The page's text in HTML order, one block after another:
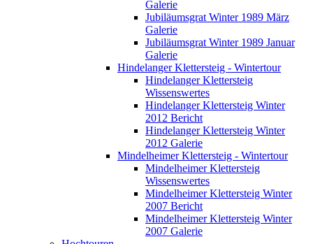
Galerie
Jubiläumsgrat Winter 1989 März
Galerie
Jubiläumsgrat Winter 1989 Januar
Galerie
Hindelanger Klettersteig - Wintertour
Hindelanger Klettersteig
Wissenswertes
Hindelanger Klettersteig Winter
2012 Bericht
Hindelanger Klettersteig Winter
2012 Galerie
Mindelheimer Klettersteig - Wintertour
Mindelheimer Klettersteig
Wissenswertes
Mindelheimer Klettersteig Winter
2007 Bericht
Mindelheimer Klettersteig Winter
2007 Galerie